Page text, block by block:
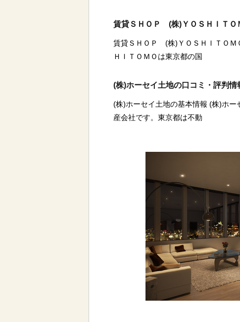
賃貸ＳＨＯＰ (株)ＹＯＳＨＩＴＯ
賃貸ＳＨＯＰ (株)ＹＯＳＨＩＴＯ
ＨＩＴＯＭＯは東京都の国
(株)ホーセイ土地の口コミ・評判情
(株)ホーセイ土地の基本情報 (株)ホ
産会社です。東京都は不動